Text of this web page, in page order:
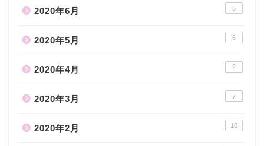
2020年6月 5
2020年5月 6
2020年4月 2
2020年3月 7
2020年2月 10